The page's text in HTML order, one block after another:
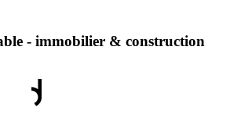
- immobilier & construction